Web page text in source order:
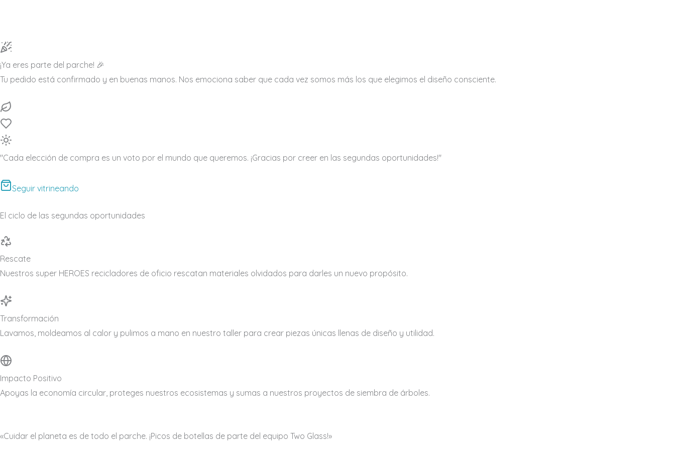
¡Ya eres parte del parche! 🎉
Tu pedido está confirmado y en buenas manos. Nos emociona saber que cada vez somos más los que elegimos el diseño consciente.
"Cada elección de compra es un voto por el mundo que queremos. ¡Gracias por creer en las segundas oportunidades!"
Seguir vitrineando
El ciclo de las segundas oportunidades
Rescate
Nuestros super HEROES recicladores de oficio rescatan materiales olvidados para darles un nuevo propósito.
Transformación
Lavamos, moldeamos al calor y pulimos a mano en nuestro taller para crear piezas únicas llenas de diseño y utilidad.
Impacto Positivo
Apoyas la economía circular, proteges nuestros ecosistemas y sumas a nuestros proyectos de siembra de árboles.
«Cuidar el planeta es de todo el parche. ¡Picos de botellas de parte del equipo Two Glass!»